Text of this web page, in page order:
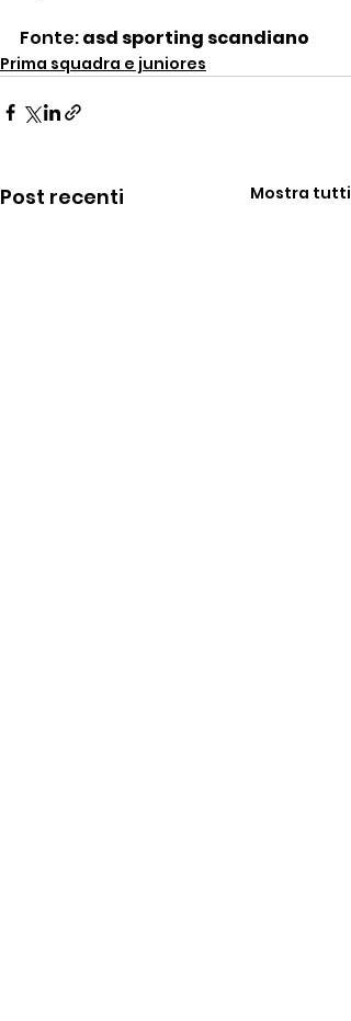
Fonte: asd sporting scandiano
Prima squadra e juniores
Post recenti Mostra tutti